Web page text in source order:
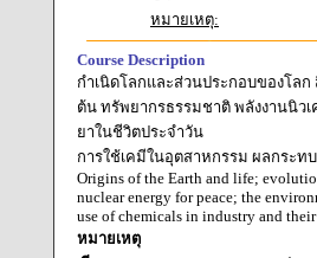
หมายเหตุ:
Course Description
กำเนิดโลกและส่วนประกอบของโล
ต้น ทรัพยากรธรรมชาติ พลังงานนิว
ยาในชีวิตประจำวัน
การใช้เคมีในอุตสาหกรรม ผลกระ
Origins of the Earth and life;
nuclear energy for peace; the
use of chemicals in industry and
หมายเหตุ